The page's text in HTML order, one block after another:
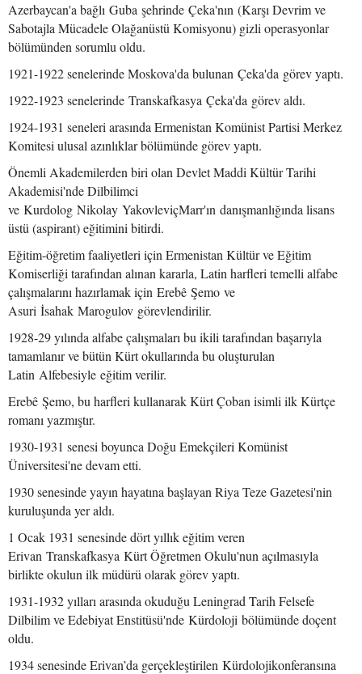
Azerbaycan'a bağlı Guba şehrinde Çeka'nın (Karşı Devrim ve
Sabotajla Mücadele Olağanüstü Komisyonu) gizli operasyonlar
bölümünden sorumlu oldu.
1921-1922 senelerinde Moskova'da bulunan Çeka'da görev yaptı.
1922-1923 senelerinde Transkafkasya Çeka'da görev aldı.
1924-1931 seneleri arasında Ermenistan Komünist Partisi Merkez
Komitesi ulusal azınlıklar bölümünde görev yaptı.
Önemli Akademilerden biri olan Devlet Maddi Kültür Tarihi
Akademisi'nde Dilbilimci
ve Kurdolog Nikolay YakovleviçMarr'ın danışmanlığında lisans
üstü (aspirant) eğitimini bitirdi.
Eğitim-öğretim faaliyetleri için Ermenistan Kültür ve Eğitim
Komiserliği tarafından alınan kararla, Latin harfleri temelli alfabe
çalışmalarını hazırlamak için Erebê Şemo ve
Asuri İsahak Marogulov görevlendirilir.
1928-29 yılında alfabe çalışmaları bu ikili tarafından başarıyla
tamamlanır ve bütün Kürt okullarında bu oluşturulan
Latin Alfebesiyle eğitim verilir.
Erebê Şemo, bu harfleri kullanarak Kürt Çoban isimli ilk Kürtçe
romanı yazmıştır.
1930-1931 senesi boyunca Doğu Emekçileri Komünist
Üniversitesi'ne devam etti.
1930 senesinde yayın hayatına başlayan Riya Teze Gazetesi'nin
kuruluşunda yer aldı.
1 Ocak 1931 senesinde dört yıllık eğitim veren
Erivan Transkafkasya Kürt Öğretmen Okulu'nun açılmasıyla
birlikte okulun ilk müdürü olarak görev yaptı.
1931-1932 yılları arasında okuduğu Leningrad Tarih Felsefe
Dilbilim ve Edebiyat Enstitüsü'nde Kürdoloji bölümünde doçent
oldu.
1934 senesinde Erivan’da gerçekleştirilen Kürdolojikonferansına